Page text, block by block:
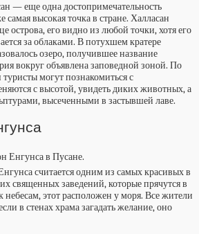
— еще одна достопримечательность
высокая точка в стране. Халласан
острова, его видно из любой точки, хотя его
за облаками. В потухшем кратере
озеро, получившее название
вокруг объявлена заповедной зоной. По
могут познакомиться с
с высотой, увидеть диких животных, а
высеченными в застывшей лаве.
считается одним из самых красивых в
священных заведений, которые прячутся в
небесам, этот расположен у моря. Все жители
в стенах храма загадать желание, оно